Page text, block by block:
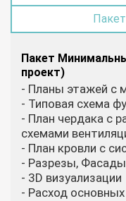
Пакет
проект)
- Планы этажей с
- Типовая схема
- План чердака с
схемами
- План кровли с
- Разрезы, Фасады
- 3D визуализации
- Расход